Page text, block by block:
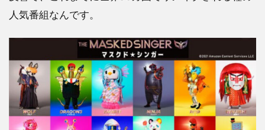
人気番組なんです。